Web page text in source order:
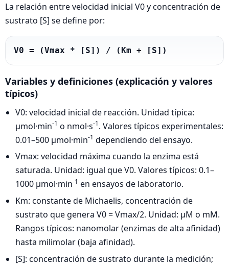
La relación entre velocidad inicial V0 y concentración de
sustrato [S] se define por:
V0 = (Vmax * [S]) / (Km + [S])
Variables y definiciones (explicación y valores
típicos)
V0: velocidad inicial de reacción. Unidad típica:
µmol·min-1 o nmol·s-1. Valores típicos experimentales:
0.01–500 µmol·min-1 dependiendo del ensayo.
Vmax: velocidad máxima cuando la enzima está
saturada. Unidad: igual que V0. Valores típicos: 0.1–
1000 µmol·min-1 en ensayos de laboratorio.
Km: constante de Michaelis, concentración de
sustrato que genera V0 = Vmax/2. Unidad: µM o mM.
Rangos típicos: nanomolar (enzimas de alta afinidad)
hasta milimolar (baja afinidad).
[S]: concentración de sustrato durante la medición;